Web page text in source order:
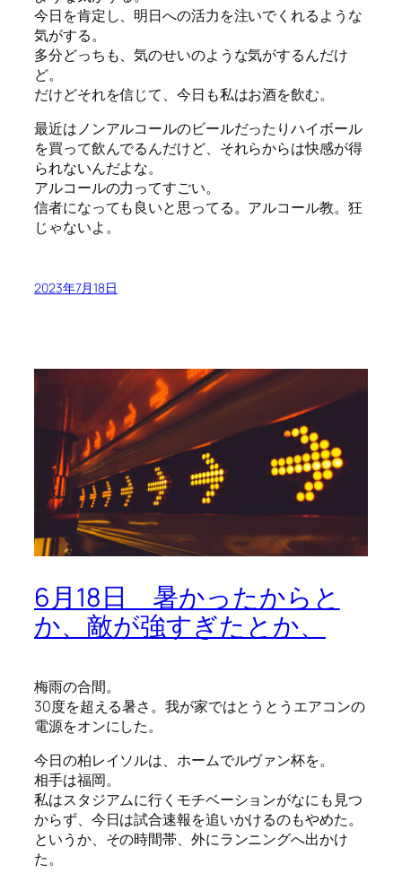
今日を肯定し、明日への活力を注いでくれるような
気がする。
多分どっちも、気のせいのような気がするんだけ
ど。
だけどそれを信じて、今日も私はお酒を飲む。
最近はノンアルコールのビールだったりハイボール
を買って飲んでるんだけど、それらからは快感が得
られないんだよな。
アルコールの力ってすごい。
信者になっても良いと思ってる。アルコール教。狂
じゃないよ。
2023年7月18日
6月18日 暑かったからと
か、敵が強すぎたとか、
梅雨の合間。
30度を超える暑さ。我が家ではとうとうエアコンの
電源をオンにした。
今日の柏レイソルは、ホームでルヴァン杯を。
相手は福岡。
私はスタジアムに行くモチベーションがなにも見つ
からず、今日は試合速報を追いかけるのもやめた。
というか、その時間帯、外にランニングへ出かけ
た。